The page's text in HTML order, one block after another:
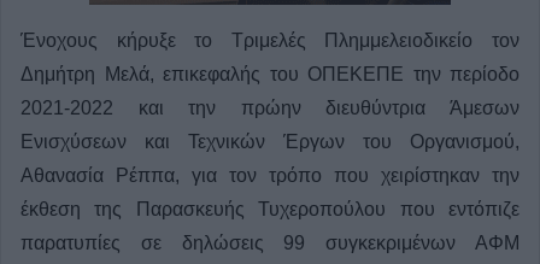
Ένοχους κήρυξε το Τριμελές Πλημμελειοδικείο τον
Δημήτρη Μελά, επικεφαλής του ΟΠΕΚΕΠΕ την περίοδο
2021-2022 και την πρώην διευθύντρια Άμεσων
Ενισχύσεων και Τεχνικών Έργων του Οργανισμού,
Αθανασία Ρέππα, για τον τρόπο που χειρίστηκαν την
έκθεση της Παρασκευής Τυχεροπούλου που εντόπιζε
παρατυπίες σε δηλώσεις 99 συγκεκριμένων ΑΦΜ